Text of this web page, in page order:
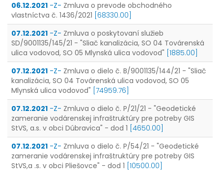
06.12.2021 -Z- Zmluva o prevode obchodného
vlastníctva č. 1436/2021 [68330.00]
07.12.2021 -Z- Zmluva o poskytovaní služieb
SD/9001135/145/21 - "Sliač kanalizácia, SO 04 Továrenská
ulica vodovod, SO 05 Mlynská ulica vodovod" [1885.00]
07.12.2021 -Z- Zmluva o dielo č. B/9001135/144/21 - "Sliač
kanalizácia, SO 04 Továrenská ulica vodovod, SO 05
Mlynská ulica vodovod" [74959.76]
07.12.2021 -Z- Zmluva o dielo č. P/21/21 - "Geodetické
zameranie vodárenskej infraštruktúry pre potreby GIS
StVS, a.s. v obci Dúbravica" - dod 1 [4650.00]
07.12.2021 -Z- Zmluva o dielo č. P/54/21 - "Geodetické
zameranie vodárenskej infraštruktúry pre potreby GIS
StVS,a .s. v obci Pliešovce" - dod 1 [10500.00]